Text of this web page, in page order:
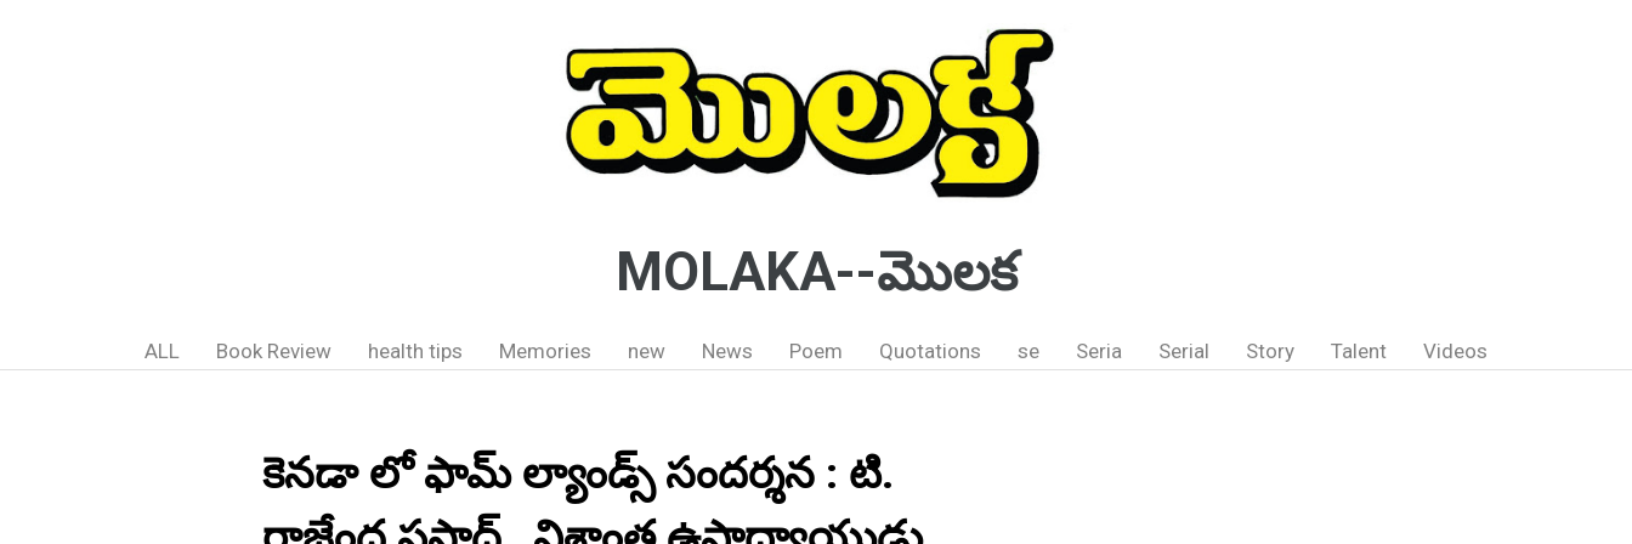
MOLAKA--మొలక
ALL Book Review health tips Memories new News Poem Quotations se Seria Serial Story Talent Videos
కెనడా లో ఫామ్ ల్యాండ్స్ సందర్శన : టి.